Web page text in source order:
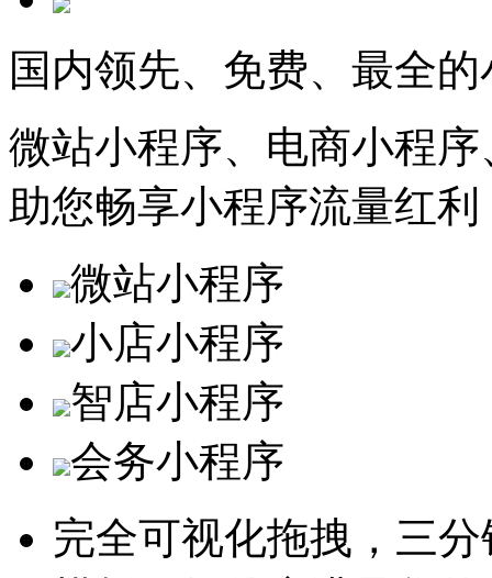
国内领先、免费、最全
微站小程序、电商小程
助您畅享小程序流量红利
微站小程序
小店小程序
智店小程序
会务小程序
完全可视化拖拽，三